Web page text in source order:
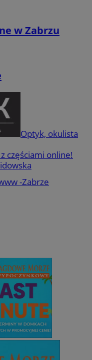
w Zabrzu
Optyk, okulista
częściami online!
-Zabrze